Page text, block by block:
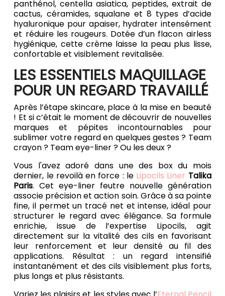
panthénol, centella asiatica, peptides, extrait de
cactus, céramides, squalane et 8 types d’acide
hyaluronique pour apaiser, hydrater intensément
et réduire les rougeurs. Dotée d’un flacon airless
hygiénique, cette crème laisse la peau plus lisse,
confortable et visiblement revitalisée.
LES ESSENTIELS MAQUILLAGE
POUR UN REGARD TRAVAILLÉ
Après l’étape skincare, place à la mise en beauté
! Et si c’était le moment de découvrir de nouvelles
marques et pépites incontournables pour
sublimer votre regard en quelques gestes ? Team
crayon ? Team eye-liner ? Ou les deux ?
Vous l'avez adoré dans une des box du mois
dernier, le revoilà en force : le Lipocils Liner Talika
Paris. Cet eye-liner feutre nouvelle génération
associe précision et action soin. Grâce à sa pointe
fine, il permet un tracé net et intense, idéal pour
structurer le regard avec élégance. Sa formule
enrichie, issue de l’expertise Lipocils, agit
directement sur la vitalité des cils en favorisant
leur renforcement et leur densité au fil des
applications. Résultat : un regard intensifié
instantanément et des cils visiblement plus forts,
plus longs et plus résistants.